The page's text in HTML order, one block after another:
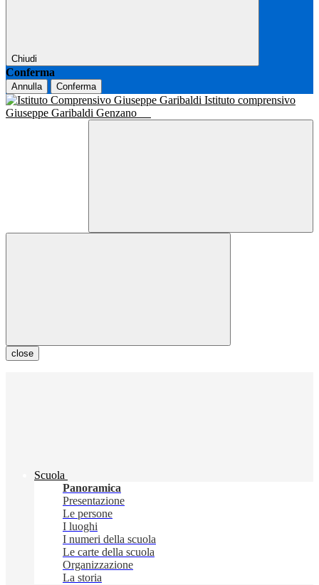
Chiudi
Conferma
Annulla Conferma
Istituto comprensivo
Giuseppe Garibaldi Genzano
close
Scuola
Panoramica
Presentazione
Le persone
I luoghi
I numeri della scuola
Le carte della scuola
Organizzazione
La storia